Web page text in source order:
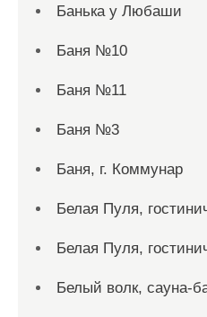
Банька у Любаши
Баня №10
Баня №11
Баня №3
Баня, г. Коммунар
Белая Пуля,
Белая Пуля,
Белый волк, сауна-